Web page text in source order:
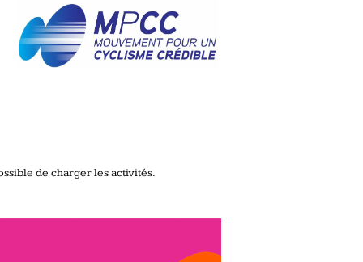
de charger les activités.